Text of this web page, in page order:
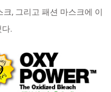
, 그리고 패션 마스크에 이
.